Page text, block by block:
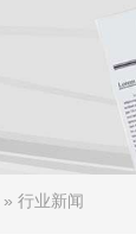
» 行业新闻